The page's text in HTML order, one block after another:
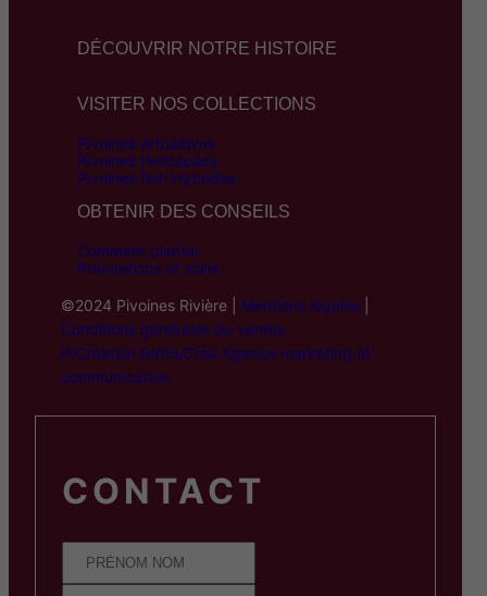
DÉCOUVRIR NOTRE HISTOIRE
VISITER NOS COLLECTIONS
Pivoines Arbustives
Pivoines Herbacées
Pivoines Itoh Hybrides
OBTENIR DES CONSEILS
Comment planter
Préventions et soins
©2024 Pivoines Rivière | Mentions légales
Conditions générales de ventes
Création BeYouCrea Agence marketing et
communication
CONTACT